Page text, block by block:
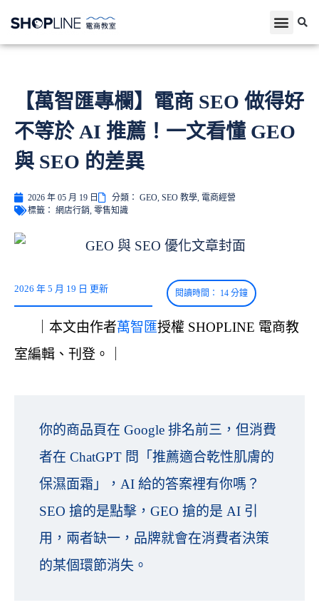
【萬智匯專欄】電商 SEO 做得好
不等於 AI 推薦！一文看懂 GEO
與 SEO 的差異
2026 年 05 月 19 日 分類： GEO, SEO 教學, 電商經營
標籤： 網店行銷, 零售知識
2026 年 5 月 19 日 更新
｜本文由作者萬智匯授權 SHOPLINE 電商教
室編輯、刊登。｜
你的商品頁在 Google 排名前三，但消費
者在 ChatGPT 問「推薦適合乾性肌膚的
保濕面霜」，AI 給的答案裡有你嗎？
SEO 搶的是點擊，GEO 搶的是 AI 引
用，兩者缺一，品牌就會在消費者決策
的某個環節消失。